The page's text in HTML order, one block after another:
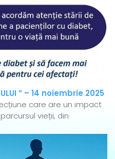
” – 14 noiembrie 2025
care are un impact
vieții, din